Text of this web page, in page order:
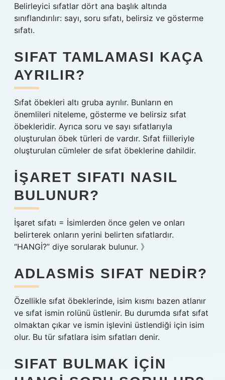
Belirleyici sıfatlar dört ana başlık altında
sınıflandırılır: sayı, soru sıfatı, belirsiz ve gösterme
sıfatı.
SIFAT TAMLAMASI KAÇA
AYRILIR?
Sıfat öbekleri altı gruba ayrılır. Bunların en
önemlileri niteleme, gösterme ve belirsiz sıfat
öbekleridir. Ayrıca soru ve sayı sıfatlarıyla
oluşturulan öbek türleri de vardır. Sıfat fiilleriyle
oluşturulan cümleler de sıfat öbeklerine dahildir.
İŞARET SIFATI NASIL
BULUNUR?
İşaret sıfatı = İsimlerden önce gelen ve onları
belirterek onların yerini belirten sıfatlardır.
“HANGİ?” diye sorularak bulunur. 》
ADLASMIS SIFAT NEDIR?
Özellikle sıfat öbeklerinde, isim kısmı bazen atlanır
ve sıfat ismin rolünü üstlenir. Bu durumda sıfat sıfat
olmaktan çıkar ve ismin işlevini üstlendiği için isim
olur. Bu tür sıfatlara isim sıfatları denir.
SIFAT BULMAK IÇIN